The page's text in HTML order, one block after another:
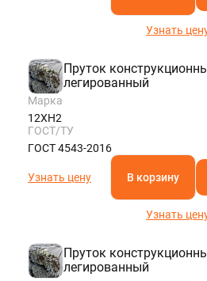
Узнать
Пруток
легированный
Марка
12ХН2
ГОСТ/ТУ
ГОСТ 4543-2016
Узнать цену В корзину
Узнать
Пруток
легированный